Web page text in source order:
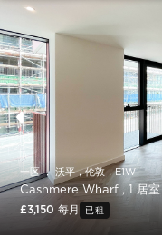
一区 ， 沃平，伦敦，E1W
Cashmere Wharf , 1 居室
£3,150 每月 已租